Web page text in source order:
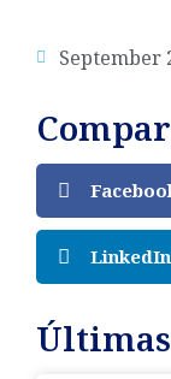
September
LinkedIn